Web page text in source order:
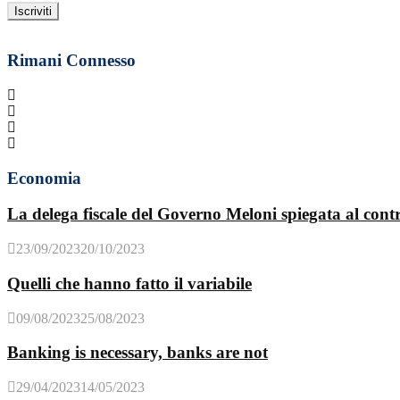
Rimani Connesso
Economia
La delega fiscale del Governo Meloni spiegata al
23/09/202320/10/2023
Quelli che hanno fatto il variabile
09/08/202325/08/2023
Banking is necessary, banks are not
29/04/202314/05/2023